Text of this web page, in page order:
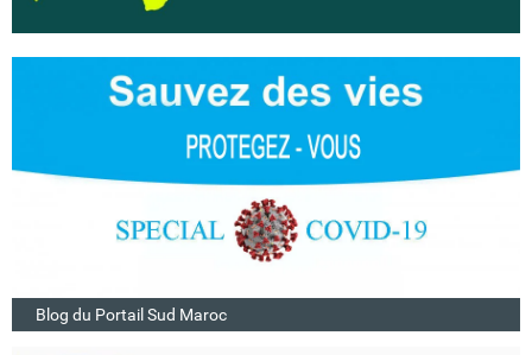
Blog du Portail Sud Maroc